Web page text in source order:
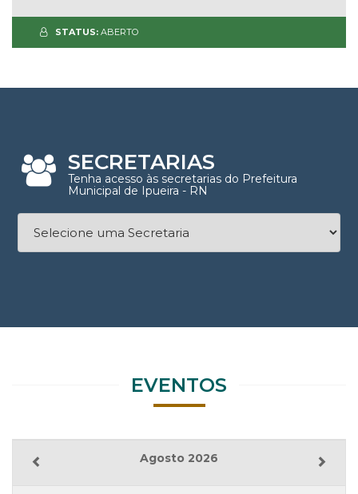
STATUS: ABERTO
SECRETARIAS
Tenha acesso às secretarias do Prefeitura
Municipal de Ipueira - RN
EVENTOS
Agosto 2026